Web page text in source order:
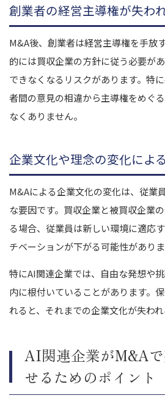
創業者の経営主導権が失わ
M&A後、創業者は経営主導権を手放
的には買収企業の方針に従う必要が
できなくなるリスクがあります。特
者間の意見の相違から主導権をめぐ
なくありません。
企業文化や理念の変化によ
M&Aによる企業文化の変化は、従業
な要因です。買収企業と被買収企業
る場合、従業員は新しい環境に適応
チベーションが下がる可能性がありま
特にAI関連企業では、自由な発想や
内に根付いていることがあります。
れると、それまでの企業文化が失われ
AI関連企業がM&A
せるためのポイント